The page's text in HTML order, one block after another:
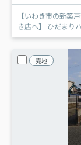
【いわき市の新築
き店へ】 ひ
売地